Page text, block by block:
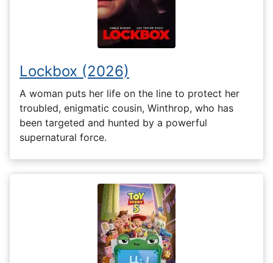
Lockbox (2026)
A woman puts her life on the line to protect her
troubled, enigmatic cousin, Winthrop, who has
been targeted and hunted by a powerful
supernatural force.